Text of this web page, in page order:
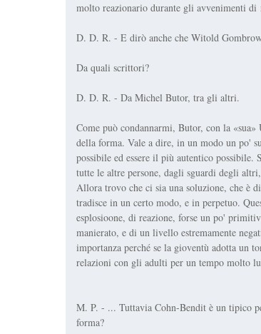
molto reazionario durante gli avvenimenti di
D. D. R. - E dirò anche che Witold
Da quali scrittori?
D. D. R. - Da Michel Butor, tra gli altri.
Come può condannarmi, Butor, con la
della forma. Vale a dire, in un modo un po'
possibile ed essere il più autentico
tutte le altre persone, dagli sguardi degli
Allora trovo che ci sia una soluzione, che è
tradisce in un certo modo, e in perpetuo.
esplosioone, di reazione, forse un po'
manierato, e di un livello estremamente
importanza perché se la gioventù adotta un
relazioni con gli adulti per un tempo molto
M. P. - ... Tuttavia Cohn-Bendit è un tipico
forma?